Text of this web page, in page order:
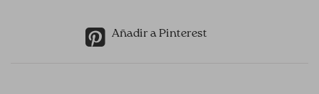
Añadir a Pinterest